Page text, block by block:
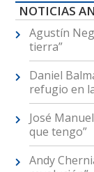
NOTICIAS
Agustín
tierra”
Daniel
refugio en
José
que tengo”
Andy